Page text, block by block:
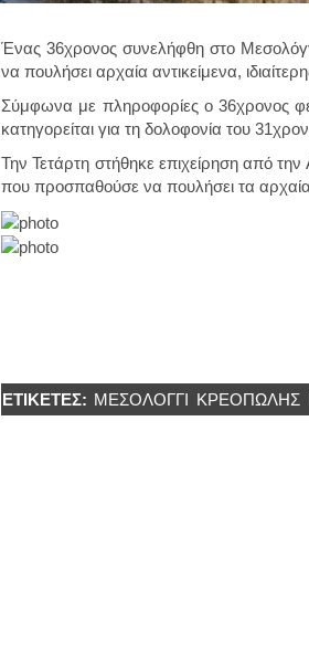
Ένας 36χρονος συνελήφθη στο
να πουλήσει αρχαία αντικείμενα,
Σύμφωνα με πληροφορίες ο 36χρονος
κατηγορείται για τη δολοφονία του
Την Τετάρτη στήθηκε επιχείρηση από
που προσπαθούσε να πουλήσει τα
ΕΤΙΚΈΤΕΣ: ΜΕΣΟΛΟΓΓΙ ΚΡΕΟΠΩΛΗΣ